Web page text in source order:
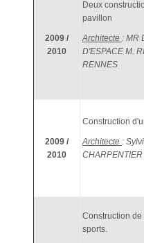
2009 /
2010
Deux
pavillon
Architecte : MR
D'ESPACE M.
RENNES
2009 /
2010
Construction
Architecte :
Construction
sports.